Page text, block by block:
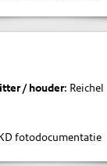
/ houder: Reichel
fotodocumentatie